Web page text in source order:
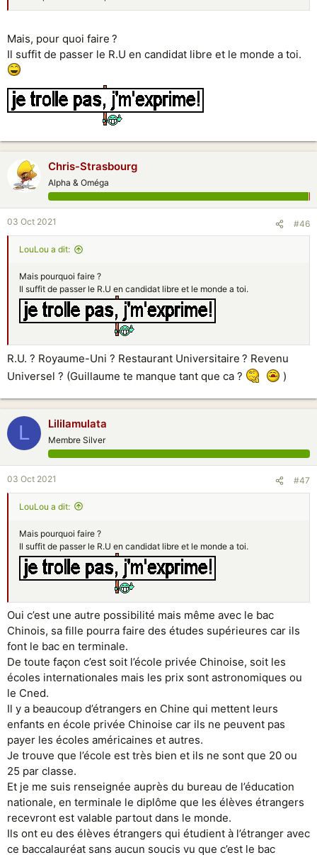
Mais, pour quoi faire ?
Il suffit de passer le R.U en candidat libre et le monde a toi.
Chris-Strasbourg
Alpha & Oméga
03 Oct 2021 #46
LouLou a dit:
Mais pourquoi faire ?
Il suffit de passer le R.U en candidat libre et le monde a toi.
R.U. ? Royaume-Uni ? Restaurant Universitaire ? Revenu
Universel ? (Guillaume te manque tant que ca ?
)
L Lililamulata
Membre Silver
03 Oct 2021 #47
LouLou a dit:
Mais pourquoi faire ?
Il suffit de passer le R.U en candidat libre et le monde a toi.
Oui c’est une autre possibilité mais même avec le bac
Chinois, sa fille pourra faire des études supérieures car ils
font le bac en terminale.
De toute façon c’est soit l’école privée Chinoise, soit les
écoles internationales mais les prix sont astronomiques ou
le Cned.
Il y a beaucoup d’étrangers en Chine qui mettent leurs
enfants en école privée Chinoise car ils ne peuvent pas
payer les écoles américaines et autres.
Je trouve que l’école est très bien et ils ne sont que 20 ou
25 par classe.
Et je me suis renseignée auprès du bureau de l’éducation
nationale, en terminale le diplôme que les élèves étrangers
recevront est valable partout dans le monde.
Ils ont eu des élèves étrangers qui étudient à l’étranger avec
ce baccalauréat sans aucun soucis vu que c’est le bac